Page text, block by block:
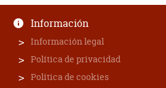
Información
Información legal
Política de privacidad
Política de cookies